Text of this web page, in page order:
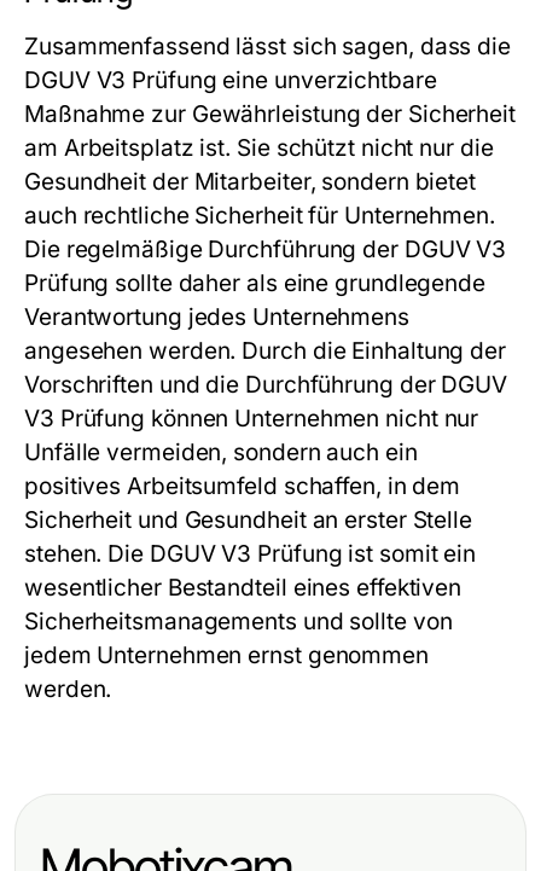
Zusammenfassend lässt sich sagen, dass die
DGUV V3 Prüfung eine unverzichtbare
Maßnahme zur Gewährleistung der Sicherheit
am Arbeitsplatz ist. Sie schützt nicht nur die
Gesundheit der Mitarbeiter, sondern bietet
auch rechtliche Sicherheit für Unternehmen.
Die regelmäßige Durchführung der DGUV V3
Prüfung sollte daher als eine grundlegende
Verantwortung jedes Unternehmens
angesehen werden. Durch die Einhaltung der
Vorschriften und die Durchführung der DGUV
V3 Prüfung können Unternehmen nicht nur
Unfälle vermeiden, sondern auch ein
positives Arbeitsumfeld schaffen, in dem
Sicherheit und Gesundheit an erster Stelle
stehen. Die DGUV V3 Prüfung ist somit ein
wesentlicher Bestandteil eines effektiven
Sicherheitsmanagements und sollte von
jedem Unternehmen ernst genommen
werden.